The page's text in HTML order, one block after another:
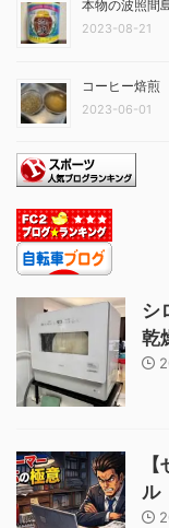
本物の波照間
2023-08-21
コーヒー焙煎
2023-06-01
シ
乾
ル